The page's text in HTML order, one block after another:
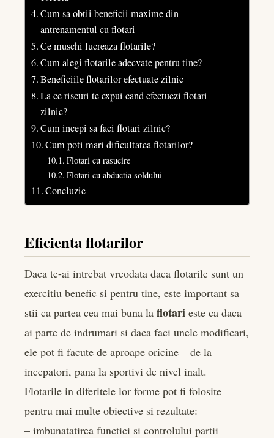
Cum sa obtii beneficii maxime din
antrenamentul cu flotari
Ce muschi lucreaza flotarile?
Cum alegi flotarile adecvate pentru tine?
Beneficiile flotarilor efectuate zilnic
La ce riscuri te expui cand efectuezi flotari
zilnic?
Cum incepi sa faci flotari zilnic?
Cum poti mari dificultatea flotarilor?
Flotari cu rasucire
Flotari cu abductia soldului
Concluzie
Eficienta flotarilor
Daca te-ai intrebat vreodata daca flotarile sunt un
exercitiu benefic si pentru tine, este important sa
stii ca partea cea mai buna la flotari este ca daca
ai parte de indrumari si daca faci unele modificari,
ele pot fi facute de aproape oricine – de la
incepatori, pana la sportivi de nivel inalt.
Flotarile in diferitele lor forme pot fi folosite
pentru mai multe obiective si rezultate:
– imbunatatirea functiei si controlului partii